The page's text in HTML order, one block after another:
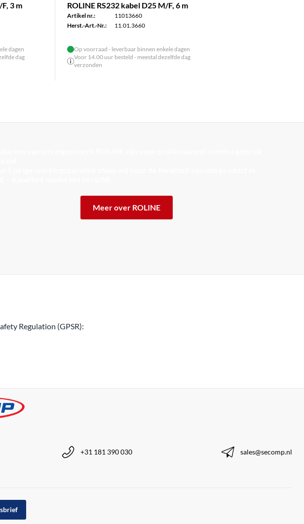
3 m
dagen
dag
ROLINE RS232 kabel D25 M/F, 6 m
Artikel nr.:
11013660
Herst.-Art.-Nr.:
11.01.3660
Op voorraad - leverbaar binnen enkele dagen
Voor 14.00 uur besteld - meestal dezelfde dag
verzonden
Meer over ROLINE
Regulation (GPSR):
+31 181 390 030 sales@secomp.nl